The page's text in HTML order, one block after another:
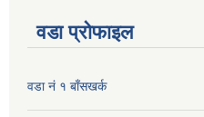
वडा प्रोफाइल
वडा नं १ बाँसखर्क